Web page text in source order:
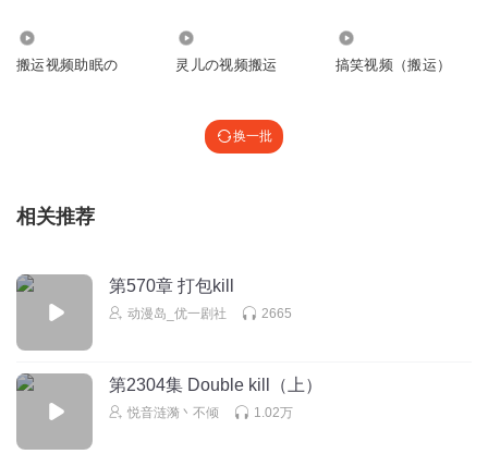
搬运视频助眠の 灵儿の视频搬运 搞笑视频（搬运）
换一批
相关推荐
第570章 打包kill
动漫岛_优一剧社 2665
第2304集 Double kill（上）
悦音涟漪丶不倾 1.02万